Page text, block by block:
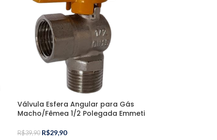
Válvula Esfera Angular para Gás
Macho/Fêmea 1/2 Polegada Emmeti
R$39,90 R$29,90